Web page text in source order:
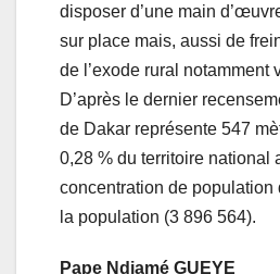
disposer d’une main
sur place mais, aussi de
de l’exode rural notamment
D’après le dernier
de Dakar représente 547
0,28 % du territoire national
concentration de population
la population (3 896 564).
Pape Ndiamé GUEYE